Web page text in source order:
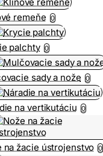
remeňe 0
palchty 0
sady a nože 0
na vertikutáciu 0
na žacie ústrojenstvo 0